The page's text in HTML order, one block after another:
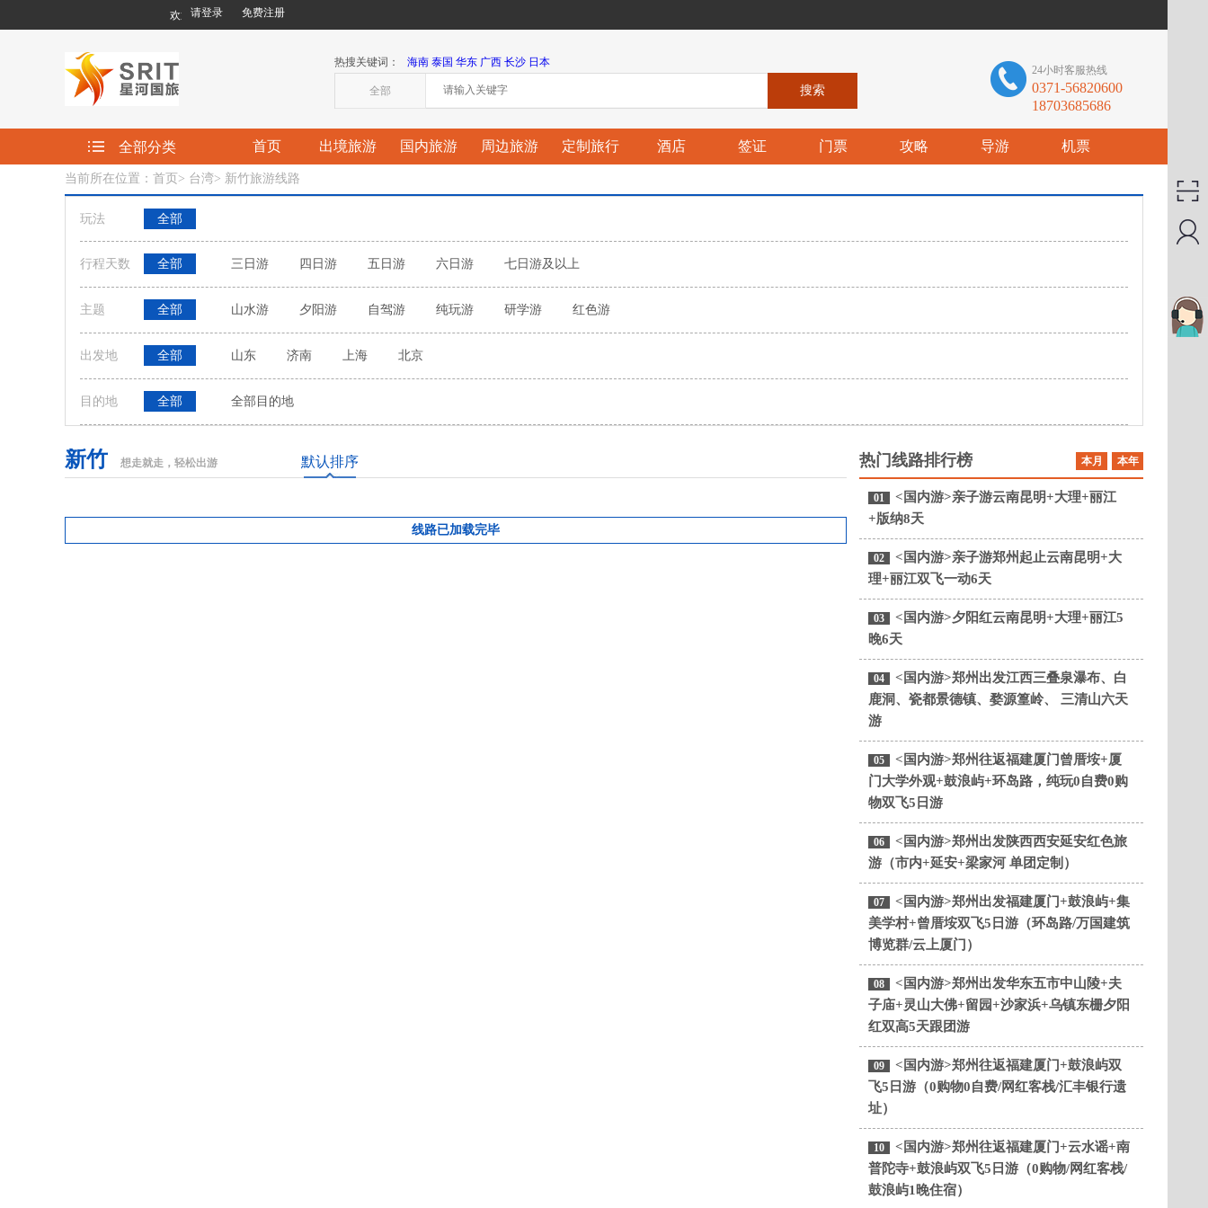
欢迎您来到星河国际旅行社有限责任公司!
请登录 免费注册
热搜关键词： 海南 泰国 华东 广西 长沙 日本
全部
24小时客服热线
0371-56820600
18703685686
全部分类 首页 出境旅游 国内旅游 周边旅游 定制旅行 酒店 签证 门票 攻略 导游 机票
当前所在位置：首页 > 台湾> 新竹旅游线路
玩法 全部
行程天数 全部 三日游 四日游 五日游 六日游 七日游及以上
主题 全部 山水游 夕阳游 自驾游 纯玩游 研学游 红色游
出发地 全部 山东 济南 上海 北京
目的地 全部 全部目的地
新竹 想走就走，轻松出游 默认排序
线路已加载完毕
热门线路排行榜 本月 本年
01
<国内游>亲子游云南昆明+大理+丽江
+版纳8天
02
<国内游>亲子游郑州起止云南昆明+大
理+丽江双飞一动6天
03
<国内游>夕阳红云南昆明+大理+丽江5
晚6天
04
<国内游>郑州出发江西三叠泉瀑布、白
鹿洞、瓷都景德镇、婺源篁岭、 三清山六天
游
05
<国内游>郑州往返福建厦门曾厝垵+厦
门大学外观+鼓浪屿+环岛路，纯玩0自费0购
物双飞5日游
06
<国内游>郑州出发陕西西安延安红色旅
游（市内+延安+梁家河 单团定制）
07
<国内游>郑州出发福建厦门+鼓浪屿+集
美学村+曾厝垵双飞5日游（环岛路/万国建筑
博览群/云上厦门）
08
<国内游>郑州出发华东五市中山陵+夫
子庙+灵山大佛+留园+沙家浜+乌镇东栅夕阳
红双高5天跟团游
09
<国内游>郑州往返福建厦门+鼓浪屿双
飞5日游（0购物0自费/网红客栈/汇丰银行遗
址）
10
<国内游>郑州往返福建厦门+云水谣+南
普陀寺+鼓浪屿双飞5日游（0购物/网红客栈/
鼓浪屿1晚住宿）